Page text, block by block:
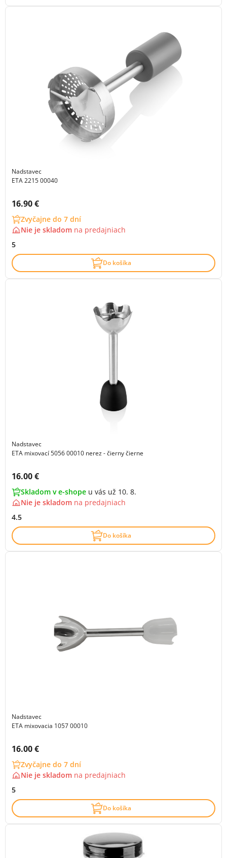
Nadstavec
ETA 2215 00040
Cena s DPH:
16.90 €
Zvyčajne do 7 dní
Nie je skladom na predajniach
5
Do košíka
Nadstavec
ETA mixovací 5056 00010 nerez - čierny čierne
Cena s DPH:
16.00 €
Skladom v e-shope u vás už 10. 8.
Nie je skladom na predajniach
4.5
Do košíka
Nadstavec
ETA mixovacia 1057 00010
Cena s DPH:
16.00 €
Zvyčajne do 7 dní
Nie je skladom na predajniach
5
Do košíka